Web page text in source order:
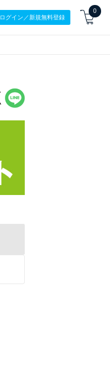
ログイン／新規無料登録
0